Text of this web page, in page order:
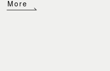
More